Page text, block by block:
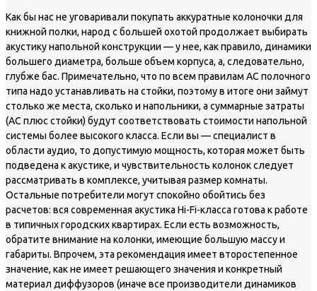
Как бы нас не уговаривали покупать аккуратные колоночки для
книжной полки, народ с большей охотой продолжает выбирать
акустику напольной конструкции — у нее, как правило, динамики
большего диаметра, больше объем корпуса, а, следовательно,
глубже бас. Примечательно, что по всем правилам АС полочного
типа надо устанавливать на стойки, поэтому в итоге они займут
столько же места, сколько и напольники, а суммарные затраты
(АС плюс стойки) будут соответствовать стоимости напольной
системы более высокого класса. Если вы — специалист в
области аудио, то допустимую мощность, которая может быть
подведена к акустике, и чувствительность колонок следует
рассматривать в комплексе, учитывая размер комнаты.
Остальные потребители могут спокойно обойтись без
расчетов: вся современная акустика Hi-Fi-класса готова к работе
в типичных городских квартирах. Если есть возможность,
обратите внимание на колонки, имеющие большую массу и
габариты. Впрочем, эта рекомендация имеет второстепенное
значение, как не имеет решающего значения и конкретный
материал диффузоров (иначе все производители динамиков